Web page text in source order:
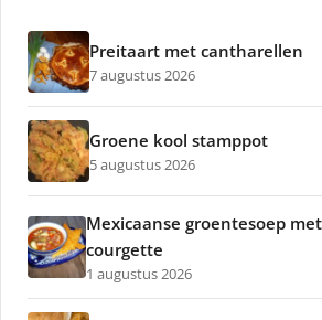
Preitaart met cantharellen
7 augustus 2026
Groene kool stamppot
5 augustus 2026
Mexicaanse groentesoep
courgette
1 augustus 2026